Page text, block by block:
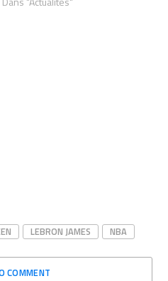
LEBRON JAMES NBA
COMMENT